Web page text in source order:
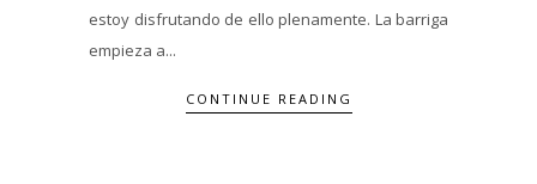
estoy disfrutando de ello plenamente. La barriga
empieza a...
CONTINUE READING